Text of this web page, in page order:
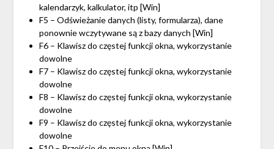
kalendarzyk, kalkulator, itp [Win]
F5 – Odświeżanie danych (listy, formularza), dane
ponownie wczytywane są z bazy danych [Win]
F6 – Klawisz do częstej funkcji okna, wykorzystanie
dowolne
F7 – Klawisz do częstej funkcji okna, wykorzystanie
dowolne
F8 – Klawisz do częstej funkcji okna, wykorzystanie
dowolne
F9 – Klawisz do częstej funkcji okna, wykorzystanie
dowolne